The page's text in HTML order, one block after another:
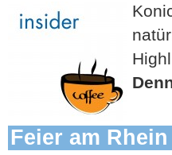
Feier am Rhein